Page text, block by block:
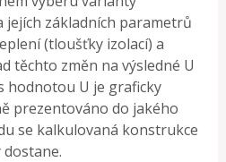
jejích základních parametrů
(tloušťky izolací) a
těchto změn na výsledné U
hodnotou U je graficky
prezentováno do jakého
se kalkulovaná konstrukce